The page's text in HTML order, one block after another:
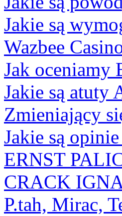
Jakie są
Wazbee
Jak oceniamy
Jakie są atuty
Zmieniający
Jakie są
ERNST
CRACK
P.tah, Mirac,